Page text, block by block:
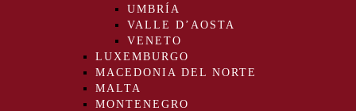
UMBRÍA
VALLE D’AOSTA
VENETO
LUXEMBURGO
MACEDONIA DEL NORTE
MALTA
MONTENEGRO